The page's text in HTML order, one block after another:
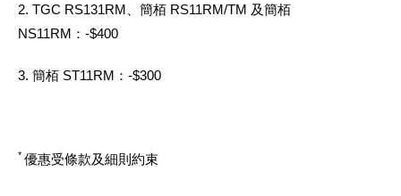
2. TGC RS131RM、簡栢 RS11RM/TM 及簡栢
NS11RM：-$400
3. 簡栢 ST11RM：-$300
* 優惠受條款及細則約束